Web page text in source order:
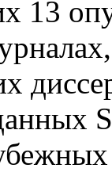
13